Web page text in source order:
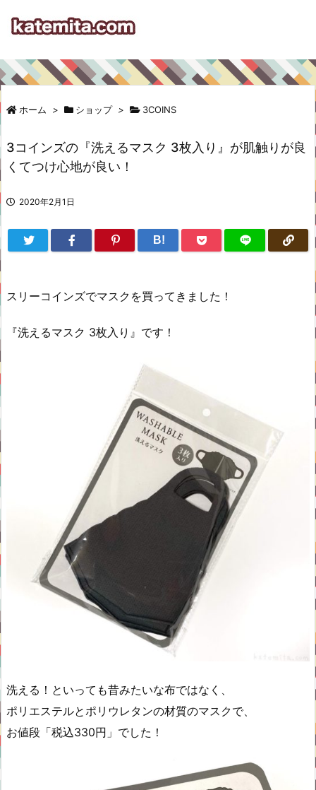
ホーム > ショップ > 3COINS
3コインズの『洗えるマスク 3枚入り』が肌触りが良
くてつけ心地が良い！
2020年2月1日
B!
スリーコインズでマスクを買ってきました！
『洗えるマスク 3枚入り』です！
洗える！といっても昔みたいな布ではなく、
ポリエステルとポリウレタンの材質のマスクで、
お値段「税込330円」でした！